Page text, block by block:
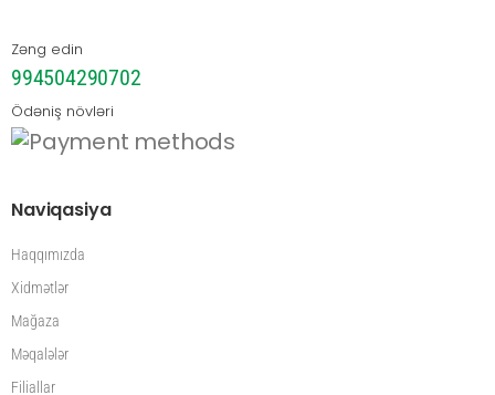
Zəng edin
994504290702
Ödəniş növləri
Naviqasiya
Haqqımızda
Xidmətlər
Mağaza
Məqalələr
Filiallar